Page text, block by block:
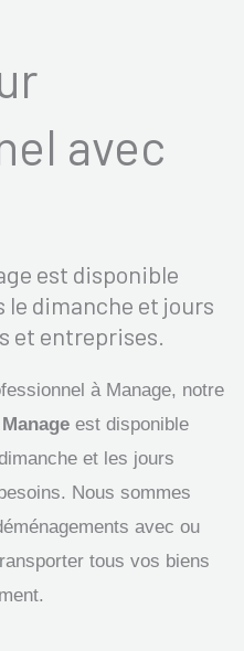
avec
est disponible
le dimanche et jours
et entreprises.
à Manage, notre
est disponible
et les jours
Nous sommes
avec ou
tous vos biens